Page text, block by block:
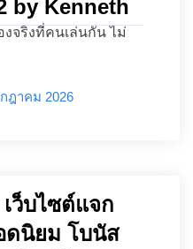
by Kenneth
งจริงที่คนเล่นกัน ไม่
ฎาคม 2026
ว็บไซต์แจก
ดนิยม โบนัส